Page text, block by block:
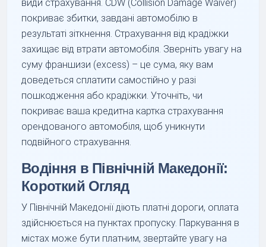
види страхування. CDW (Collision Damage Waiver)
покриває збитки, завдані автомобілю в
результаті зіткнення. Страхування від крадіжки
захищає від втрати автомобіля. Зверніть увагу на
суму франшизи (excess) – це сума, яку вам
доведеться сплатити самостійно у разі
пошкодження або крадіжки. Уточніть, чи
покриває ваша кредитна картка страхування
орендованого автомобіля, щоб уникнути
подвійного страхування.
Водіння в Північній Македонії:
Короткий Огляд
У Північній Македонії діють платні дороги, оплата
здійснюється на пунктах пропуску. Паркування в
містах може бути платним, звертайте увагу на